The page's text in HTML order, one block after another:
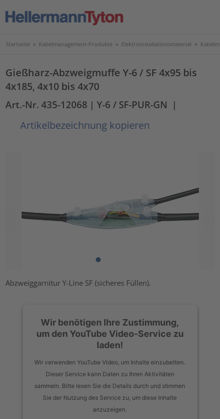
Startseite > Kabelmanagement-Produkte > Elektroinstallationsmaterial >
Gießharz-Abzweigmuffe Y-6 / SF 4x95 bis
4x185, 4x10 bis 4x70
Art.-Nr. 435-12068 | Y-6 / SF-PUR-GN |
Artikelbezeichnung kopieren
Abzweiggarnitur Y-Line SF (sicheres Füllen).
Wir benötigen Ihre Zustimmung,
um den YouTube Video-Service zu
laden!
Wir verwenden YouTube Video, um Inhalte einzubetten.
Dieser Service kann Daten zu Ihren Aktivitäten
sammeln. Bitte lesen Sie die Details durch und stimmen
Sie der Nutzung des Service zu, um diese Inhalte
anzuzeigen.